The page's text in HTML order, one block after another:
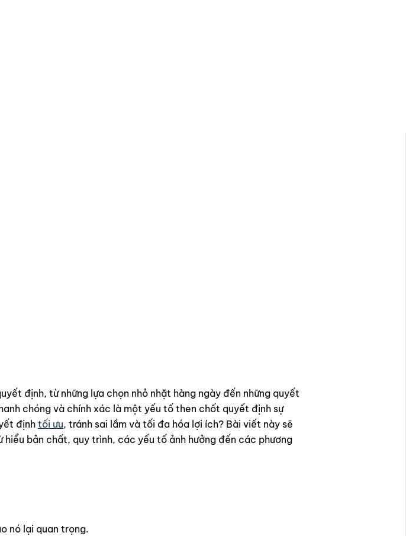
định, từ những lựa chọn nhỏ nhặt hàng ngày đến những quyết
chóng và chính xác là một yếu tố then chốt quyết định sự
định tối ưu, tránh sai lầm và tối đa hóa lợi ích? Bài viết này sẽ
bản chất, quy trình, các yếu tố ảnh hưởng đến các phương
nó lại quan trọng.